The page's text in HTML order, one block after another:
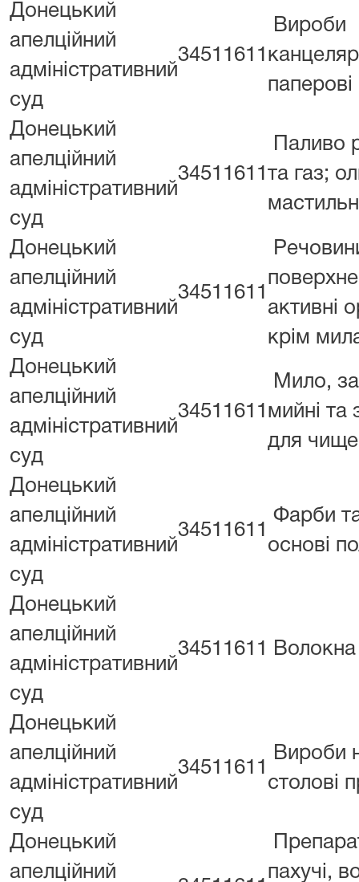
Донецький
апелційний
адміністративний
суд
34511611
Вироби
паперові
Донецький
апелційний
адміністративний
суд
34511611
Паливо
та газ;
Донецький
апелційний
адміністративний
суд
34511611
активні
крім
Донецький
апелційний
адміністративний
суд
34511611
Мило,
мийні та
для
Донецький
апелційний
адміністративний
суд
34511611
Фарби
основі
Донецький
апелційний
адміністративний
суд
34511611 Волокна
Донецький
апелційний
адміністративний
суд
34511611
Вироби
столові
Донецький
апелційний
пахучі,